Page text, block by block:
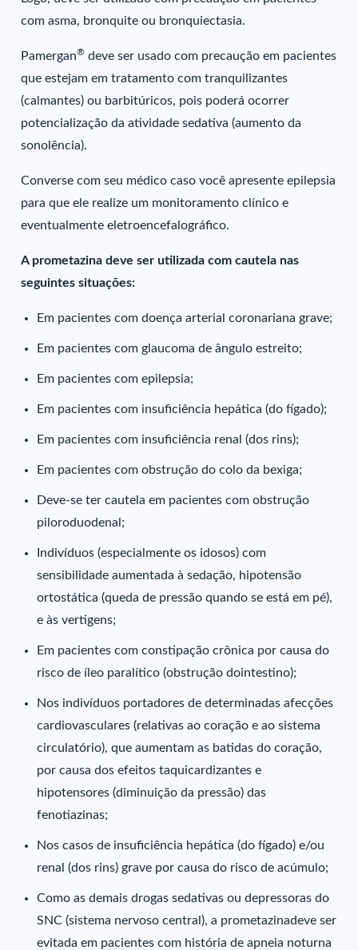
com asma, bronquite ou bronquiectasia.
Pamergan® deve ser usado com precaução em pacientes
que estejam em tratamento com tranquilizantes
(calmantes) ou barbitúricos, pois poderá ocorrer
potencialização da atividade sedativa (aumento da
sonolência).
Converse com seu médico caso você apresente epilepsia
para que ele realize um monitoramento clínico e
eventualmente eletroencefalográfico.
A prometazina deve ser utilizada com cautela nas
seguintes situações:
Em pacientes com doença arterial coronariana grave;
Em pacientes com glaucoma de ângulo estreito;
Em pacientes com epilepsia;
Em pacientes com insuficiência hepática (do fígado);
Em pacientes com insuficiência renal (dos rins);
Em pacientes com obstrução do colo da bexiga;
Deve-se ter cautela em pacientes com obstrução
piloroduodenal;
Indivíduos (especialmente os idosos) com
sensibilidade aumentada à sedação, hipotensão
ortostática (queda de pressão quando se está em pé),
e às vertigens;
Em pacientes com constipação crônica por causa do
risco de íleo paralítico (obstrução dointestino);
Nos indivíduos portadores de determinadas afecções
cardiovasculares (relativas ao coração e ao sistema
circulatório), que aumentam as batidas do coração,
por causa dos efeitos taquicardizantes e
hipotensores (diminuição da pressão) das
fenotiazinas;
Nos casos de insuficiência hepática (do fígado) e/ou
renal (dos rins) grave por causa do risco de acúmulo;
Como as demais drogas sedativas ou depressoras do
SNC (sistema nervoso central), a prometazinadeve ser
evitada em pacientes com história de apneia noturna